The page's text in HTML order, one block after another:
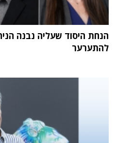
הנחת היסוד שעליה נבנה
להתערער